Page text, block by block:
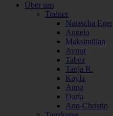
Über uns
Trainer
Natascha Eger
Angelo
Maksimilian
Aynur
Tabea
Tanja R.
Kayla
Anna
Daria
Ann-Christin